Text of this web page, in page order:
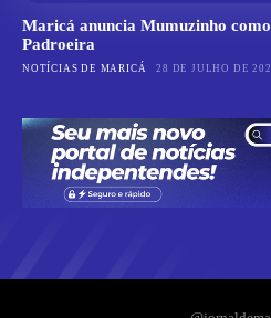
Maricá anuncia Mumuzinho
Padroeira
NOTÍCIAS DE MARICÁ 28 DE JULHO DE